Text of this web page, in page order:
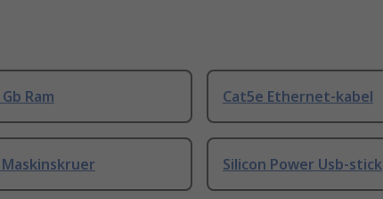
Ram Cat5e Ethernet-kabel
Silicon Power Usb-stick